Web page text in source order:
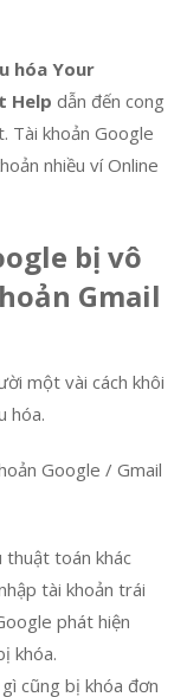
hóa Your
Help dẫn đến cong
Tài khoản Google
nhiều ví Online
bị vô
Gmail
một vài cách khôi
hóa.
Google / Gmail
thuật toán khác
tài khoản trái
phát hiện
khóa.
cũng bị khóa đơn